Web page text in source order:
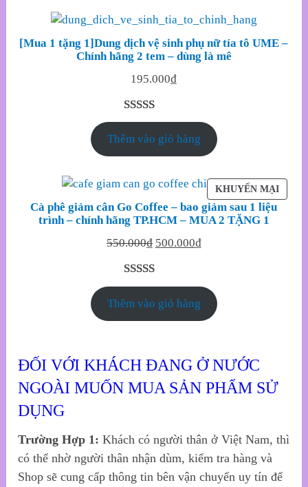
[Mua 1 tặng 1]Dung dịch vệ sinh phụ nữ tía tô UME –
Chính hãng 2 tem – dùng là mê
195.000₫
5.00trên 5
dựa trên
7
đánh giá
Thêm vào giỏ hàng
KHUYẾN MẠISẢN
PHẨM
Cà phê giảm cân Go Coffee – bao giảm sau 1 liệu
trình – chính hãng TP.HCM – MUA 2 TẶNG 1
550.000₫ Original
500.000₫Current
500.000₫.
5.00trên 5
dựa trên
46
đánh giá
Thêm vào giỏ hàng
ĐỐI VỚI KHÁCH ĐANG Ở NƯỚC
NGOÀI MUỐN MUA SẢN PHẨM SỬ
DỤNG
Trường Hợp 1: Khách có người thân ở Việt Nam, thì
có thể nhờ người thân nhận dùm, kiểm tra hàng và
Shop sẽ cung cấp thông tin bên vận chuyển uy tín để